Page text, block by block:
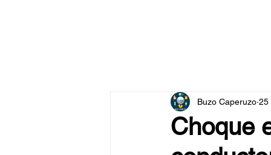
Choque
Buzo Caperuzo 25